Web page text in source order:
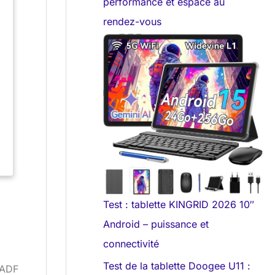
rendez-vous
Test : tablette KINGRID 2026 10″
Android – puissance et
connectivité
Test de la tablette Doogee U11 :